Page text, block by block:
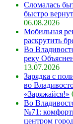
Сломалась
быстро
06.08.2026
Мобильная
раскрутить
Во
реку
13.07.2026
Зарядка с
во
«Заряжайся!»
Во
№71:
центром